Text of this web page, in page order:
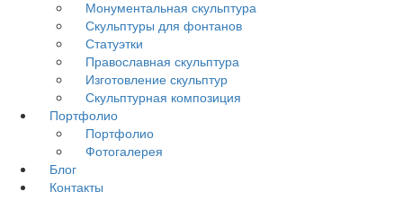
Монументальная скульптура
Скульптуры для фонтанов
Статуэтки
Православная скульптура
Изготовление скульптур
Скульптурная композиция
Портфолио
Портфолио
Фотогалерея
Блог
Контакты